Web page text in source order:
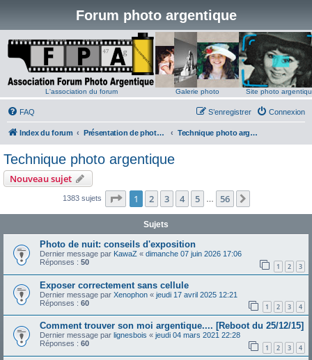
Forum photo argentique
L'association du forum Galerie photo Site photo
FAQ Connexion
S’enregistrer
Index du forum Présentation de photos argentiques Technique photo argentique
Technique photo argentique
Nouveau sujet
1383 sujets Page 1sur56
1 2 3 4 5 56
Sujets
Photo de nuit: conseils d'exposition
Dernier message par KawaZ « dimanche 07 juin 2026 17:06
Réponses : 50 1 2 3
Exposer correctement sans cellule
Dernier message par Xenophon « jeudi 17 avril 2025 12:21
Réponses : 60 1 2 3 4
Comment trouver son moi argentique.... [Reboot du 25/12/15]
Dernier message par lignesbois « jeudi 04 mars 2021 22:28
Réponses : 60 1 2 3 4